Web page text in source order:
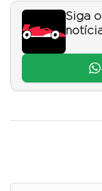
Siga